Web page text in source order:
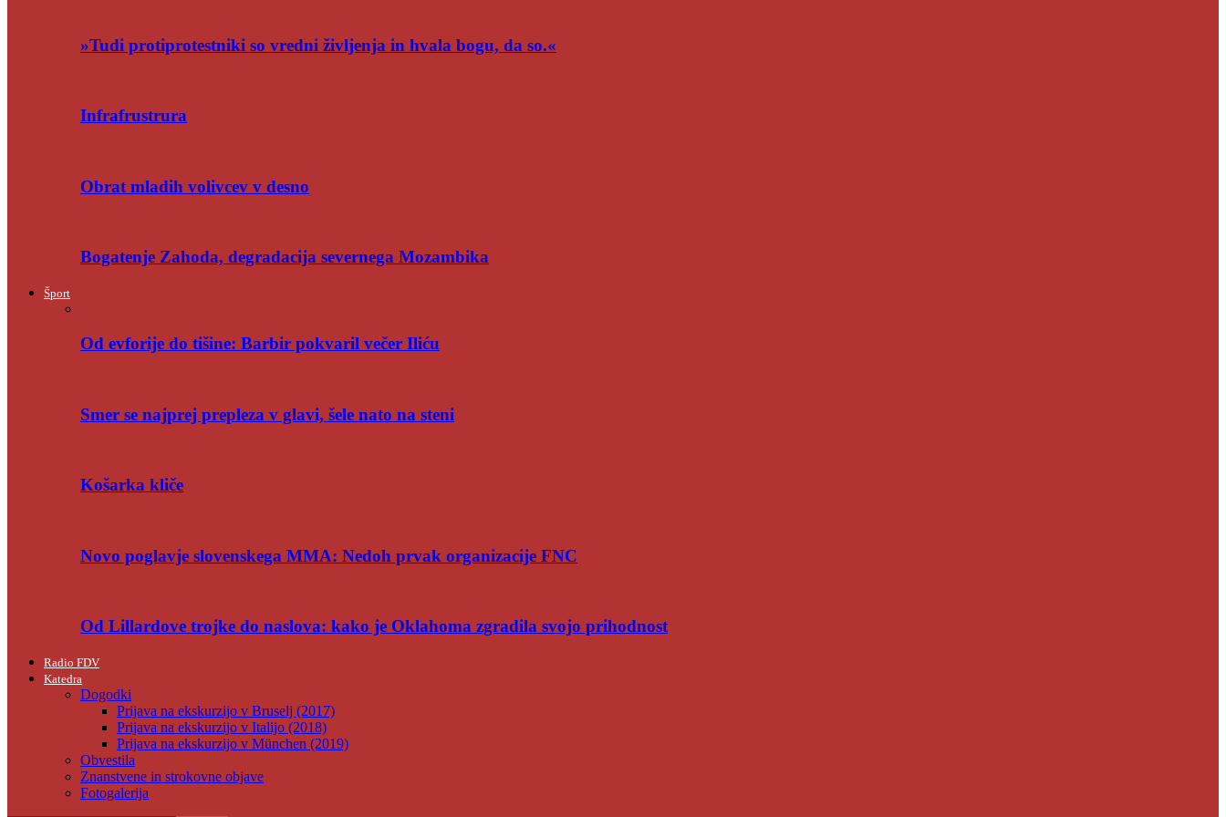
»Tudi protiprotestniki so vredni življenja in hvala bogu, da so.«
Infrafrustrura
Obrat mladih volivcev v desno
Bogatenje Zahoda, degradacija severnega Mozambika
Šport
Od evforije do tišine: Barbir pokvaril večer Iliću
Smer se najprej prepleza v glavi, šele nato na steni
Košarka kliče
Novo poglavje slovenskega MMA: Nedoh prvak organizacije FNC
Od Lillardove trojke do naslova: kako je Oklahoma zgradila svojo prihodnost
Radio FDV
Katedra
Dogodki
Prijava na ekskurzijo v Bruselj (2017)
Prijava na ekskurzijo v Italijo (2018)
Prijava na ekskurzijo v München (2019)
Obvestila
Znanstvene in strokovne objave
Fotogalerija